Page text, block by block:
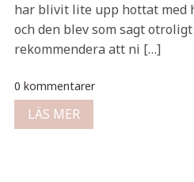
har blivit lite upp hottat med
och den blev som sagt
rekommendera att ni […]
0 kommentarer
LÄS MER